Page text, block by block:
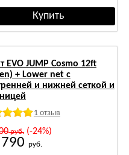
EVO JUMP Cosmo 12ft
+ Lower net с
и нижней сеткой и
1 отзыв
руб.(-24%)
руб.